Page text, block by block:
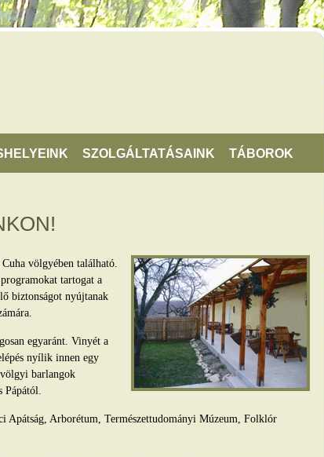
SZOLGÁLTATÁSAINK TÁBOROK
völgyében található.
tartogat a
biztonságot nyújtanak
egyaránt. Vinyét a
nyílik innen egy
völgyi barlangok
Pápától.
Arborétum, Természettudományi Múzeum, Folklór